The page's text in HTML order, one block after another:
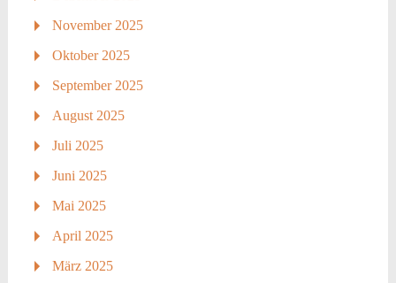
November 2025
Oktober 2025
September 2025
August 2025
Juli 2025
Juni 2025
Mai 2025
April 2025
März 2025